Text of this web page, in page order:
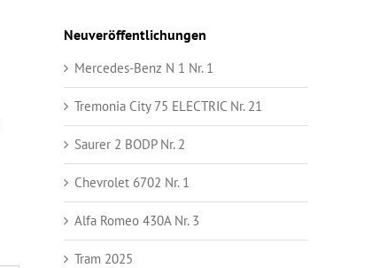
Neuveröffentlichungen
Mercedes-Benz N 1 Nr. 1
Tremonia City 75 ELECTRIC Nr. 21
Saurer 2 BODP Nr. 2
Chevrolet 6702 Nr. 1
Alfa Romeo 430A Nr. 3
Tram 2025